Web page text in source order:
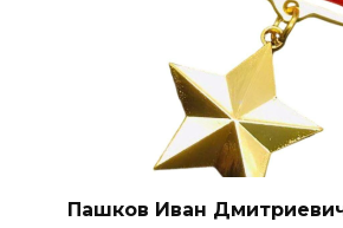
Пашков Иван